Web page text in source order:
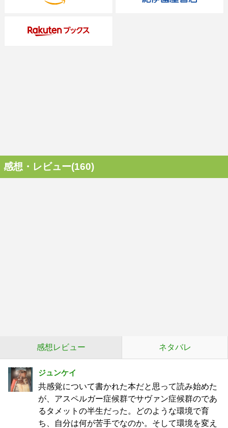
感想・レビュー(160)
感想レビュー ネタバレ
ジュンケイ
共感覚について書かれた本だと思って読み始めた
が、アスペルガー症候群でサヴァン症候群のであ
るタメットの半生だった。どのような環境で育
ち、自分は何が苦手でなのか。そして環境を変え